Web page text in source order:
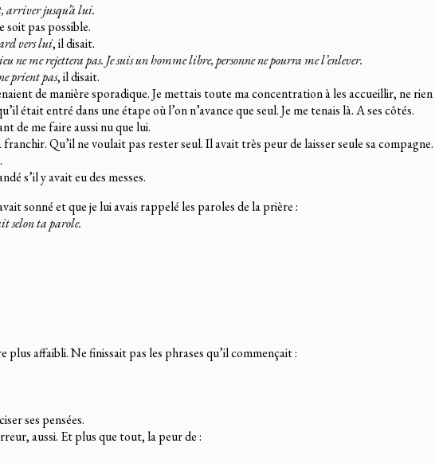
arriver jusqu’à lui.
soit pas possible.
vers lui, il disait.
ne me rejettera pas. Je suis un homme libre, personne ne pourra me l’enlever.
prient pas, il disait.
de manière sporadique. Je mettais toute ma concentration à les accueillir, ne rien
était entré dans une étape où l’on n’avance que seul. Je me tenais là. A ses côtés.
de me faire aussi nu que lui.
Qu’il ne voulait pas rester seul. Il avait très peur de laisser seule sa compagne.
s’il y avait eu des messes.
sonné et que je lui avais rappelé les paroles de la prière :
selon ta parole.
plus affaibli. Ne finissait pas les phrases qu’il commençait :
ses pensées.
aussi. Et plus que tout, la peur de :